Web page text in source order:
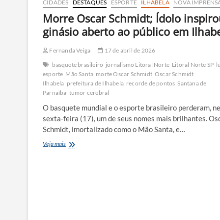
CIDADES DESTAQUES ESPORTE ILHABELA NOVA
Morre Oscar Schmidt; Ídolo
ginásio aberto ao público em
Fernanda Veiga
17 de abril de 2026
basquete brasileiro jornalismo Litoral Norte Litoral Norte SP
esporte Mão Santa morte Oscar Schmidt Oscar Schmidt
Ilhabela prefeitura de Ilhabela recorde de pontos Santana de
Parnaíba tumor cerebral
O basquete mundial e o esporte brasileiro perderam,
sexta-feira (17), um de seus nomes mais brilhantes.
Schmidt, imortalizado como o Mão Santa, e…
Veja maisMorre